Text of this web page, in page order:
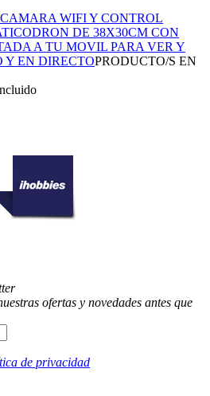
WIFI Y CONTROL
DRON DE 38X30CM CON
A TU MOVIL PARA VER Y
EN DIRECTOPRODUCTO/S EN
ofertas y novedades antes que
de privacidad